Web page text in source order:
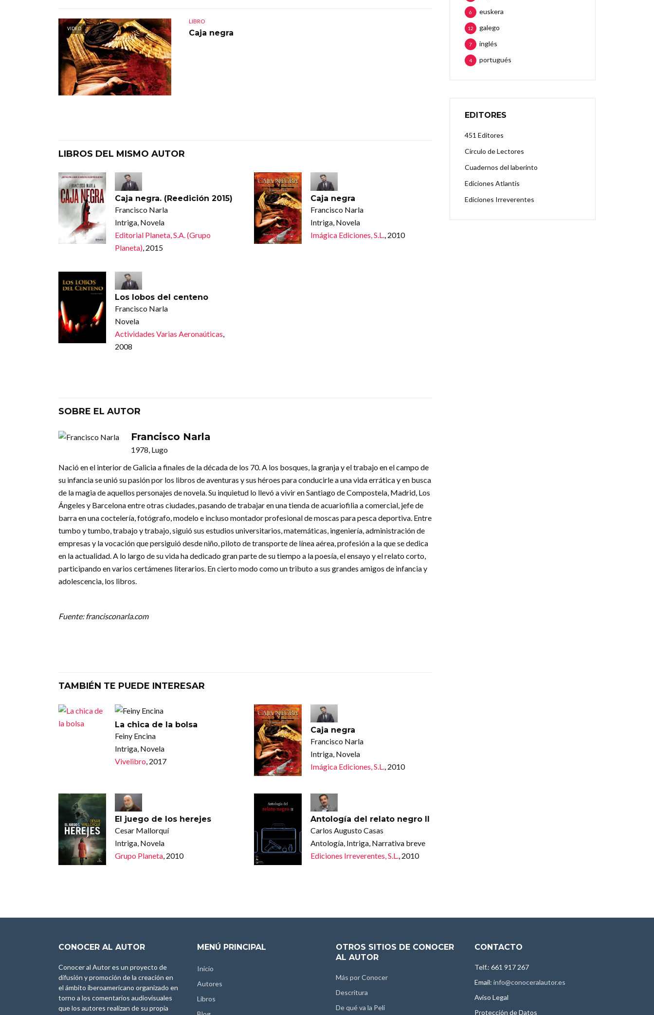
VIDEO
LIBRO
Caja negra
LIBROS DEL MISMO AUTOR
Caja negra. (Reedición 2015)
Francisco Narla
Intriga, Novela
Editorial Planeta, S.A. (Grupo
Planeta), 2015
Caja negra
Francisco Narla
Intriga, Novela
Imágica Ediciones, S.L., 2010
Los lobos del centeno
Francisco Narla
Novela
Actividades Varias Aeronaúticas,
2008
SOBRE EL AUTOR
Francisco Narla
1978, Lugo
Nació en el interior de Galicia a finales de la década de los 70. A los bosques, la granja y el trabajo en el campo de
su infancia se unió su pasión por los libros de aventuras y sus héroes para conducirle a una vida errática y en busca
de la magia de aquellos personajes de novela. Su inquietud lo llevó a vivir en Santiago de Compostela, Madrid, Los
Ángeles y Barcelona entre otras ciudades, pasando de trabajar en una tienda de acuariofilia a comercial, jefe de
barra en una coctelería, fotógrafo, modelo e incluso montador profesional de moscas para pesca deportiva. Entre
tumbo y tumbo, trabajo y trabajo, siguió sus estudios universitarios, matemáticas, ingeniería, administración de
empresas y la vocación que persiguió desde niño, piloto de transporte de línea aérea, profesión a la que se dedica
en la actualidad. A lo largo de su vida ha dedicado gran parte de su tiempo a la poesía, el ensayo y el relato corto,
participando en varios certámenes literarios. En cierto modo como un tributo a sus grandes amigos de infancia y
adolescencia, los libros.
Fuente: francisconarla.com
TAMBIÉN TE PUEDE INTERESAR
La chica de la bolsa
Feiny Encina
Intriga, Novela
Vivelibro, 2017
Caja negra
Francisco Narla
Intriga, Novela
Imágica Ediciones, S.L., 2010
El juego de los herejes
Cesar Mallorquí
Intriga, Novela
Grupo Planeta, 2010
Antología del relato negro II
Carlos Augusto Casas
Antología, Intriga, Narrativa breve
Ediciones Irreverentes, S.L., 2010
euskera
6
galego
12
inglés
7
portugués
4
EDITORES
451 Editores
Círculo de Lectores
Cuadernos del laberinto
Ediciones Atlantis
Ediciones Irreverentes
CONOCER AL AUTOR
Conocer al Autor es un proyecto de
difusión y promoción de la creación en
el ámbito iberoamericano organizado en
torno a los comentarios audiovisuales
que los autores realizan de su propia
MENÚ PRINCIPAL
Inicio
Autores
Libros
OTROS SITIOS DE CONOCER
AL AUTOR
Más por Conocer
Descritura
De qué va la Peli
CONTACTO
Telf.: 661 917 267
Email: info@conoceralautor.es
Aviso Legal
Protección de Datos